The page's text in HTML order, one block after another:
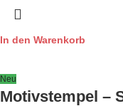
In den Warenkorb
Neu
Motivstempel –